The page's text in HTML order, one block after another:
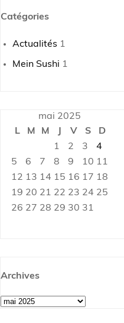
Catégories
Actualités 1
Mein Sushi 1
mai 2025
L
M M V S
D
1
2 3
4
5
6 7 8 9 10 11
12 13 14 15 16 17 18
19 20 21 22 23 24 25
26 27 28 29 30 31
Archives
Archives